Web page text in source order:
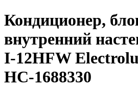
Кондиционер,
внутренний
I-12HFW
НС-1688330